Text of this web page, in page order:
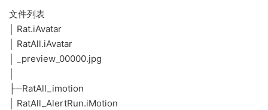
文件列表
│ Rat.iAvatar
│ RatAll.iAvatar
│ _preview_00000.jpg
├─RatAll_imotion
│ RatAll_AlertRun.iMotion